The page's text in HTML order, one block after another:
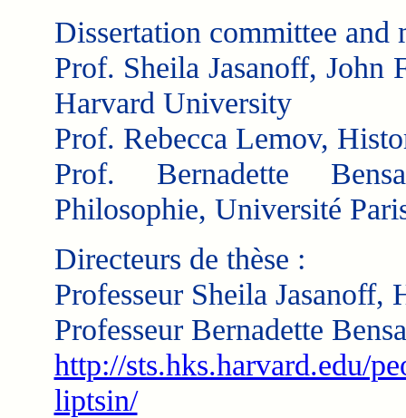
Dissertation committee and
Prof. Sheila Jasanoff, John
Harvard University
Prof. Rebecca Lemov,
Prof. Bernadette
Philosophie, Université
Directeurs de thèse :
Professeur Sheila Jasanoff,
Professeur Bernadette
http://sts.hks.harvard.edu/
liptsin/